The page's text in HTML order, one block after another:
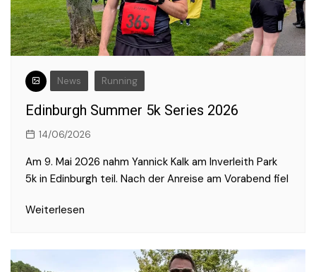
News Running
Edinburgh Summer 5k Series 2026
14/06/2026
Am 9. Mai 2026 nahm Yannick Kalk am Inverleith Park
5k in Edinburgh teil. Nach der Anreise am Vorabend fiel
Weiterlesen